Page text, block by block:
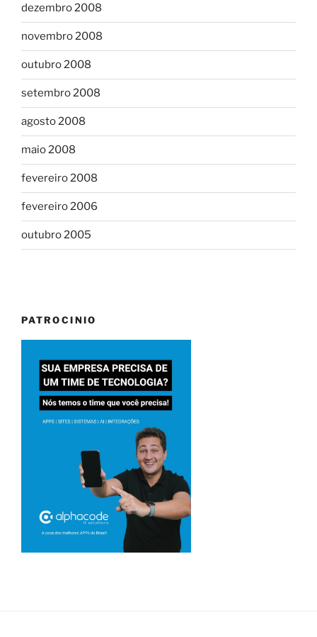
dezembro 2008
novembro 2008
outubro 2008
setembro 2008
agosto 2008
maio 2008
fevereiro 2008
fevereiro 2006
outubro 2005
PATROCINIO